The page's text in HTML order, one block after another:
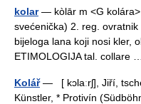
kolar— kòlār m <G kolára>
svećenička) 2. reg.
bijeloga lana koji nosi kler,
ETIMOLOGIJA tal. collare
Kolář— [ kɔlaːrʃ], Jiří,
Künstler, * Protivín